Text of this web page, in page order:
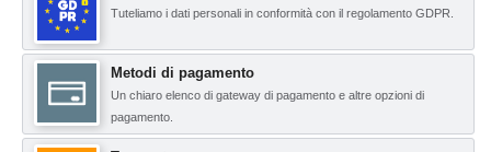
Tuteliamo i dati personali in conformità con il regolamento GDPR.
Metodi di pagamento
Un chiaro elenco di gateway di pagamento e altre opzioni di
pagamento.